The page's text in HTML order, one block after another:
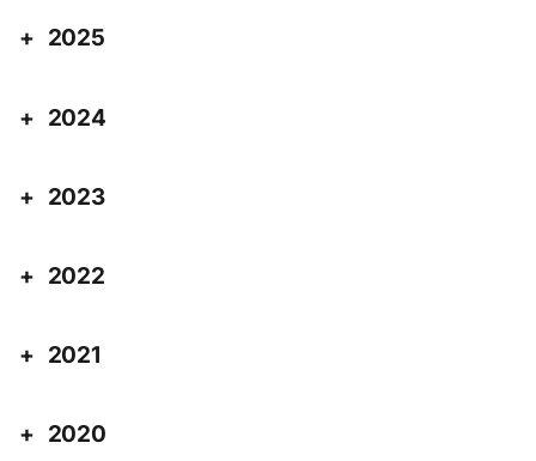
2025
2024
2023
2022
2021
2020